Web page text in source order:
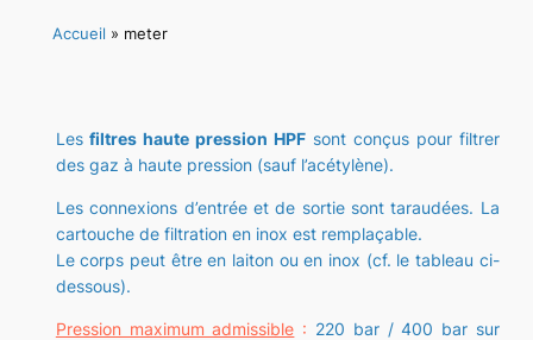
Accueil » meter
Lesfiltres haute pression HPFsont conçus pour filtrer
des gaz à haute pression (sauf l’acétylène).
Les connexions d’entrée et de sortie sont taraudées. La
cartouche de filtration en inox est remplaçable.
Le corps peut être en laiton ou en inox (cf. le tableau ci-
dessous).
Pression maximum admissible : 220 bar / 400 bar sur